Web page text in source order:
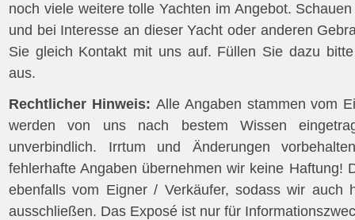
noch viele weitere tolle Yachten im Angebot.
und bei Interesse an dieser Yacht oder anderen
Sie gleich Kontakt mit uns auf. Füllen Sie dazu
aus.
Rechtlicher Hinweis: Alle Angaben stammen vom
werden von uns nach bestem Wissen
unverbindlich. Irrtum und Änderungen
fehlerhafte Angaben übernehmen wir keine Haftung!
ebenfalls vom Eigner / Verkäufer, sodass wir auch
ausschließen. Das Exposé ist nur für